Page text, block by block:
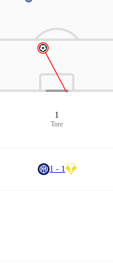
1
Tore
1 - 1